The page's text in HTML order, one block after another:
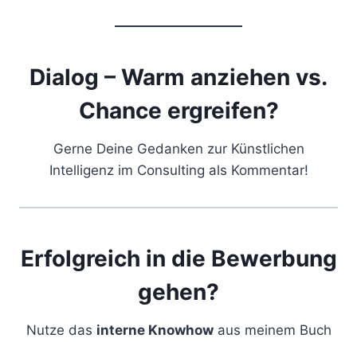
Dialog – Warm anziehen vs.
Chance ergreifen?
Gerne Deine Gedanken zur Künstlichen
Intelligenz im Consulting als Kommentar!
Erfolgreich in die Bewerbung
gehen?
Nutze das interne Knowhowaus meinem Buch